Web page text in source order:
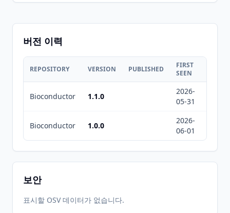
버전 이력
REPOSITORY VERSION PUBLISHED
FIRST
SEEN
Bioconductor 1.1.0
2026-
05-31
Bioconductor 1.0.0
2026-
06-01
보안
표시할 OSV 데이터가 없습니다.